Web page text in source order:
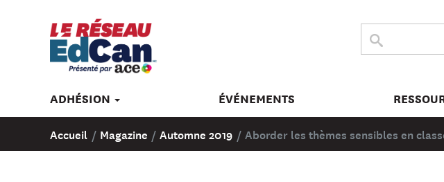
DANS
Submit
search
ADHÉSION ÉVÉNEMENTS
Accueil / Magazine / Automne 2019 /Aborder les thèmes sensibles en